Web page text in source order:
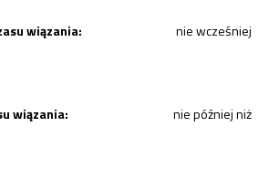
wiązania: nie wcześniej
wiązania: nie później niż